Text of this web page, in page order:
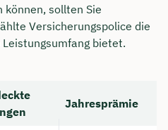
können, sollten Sie
Versicherungspolice die
bietet.
Jahresprämie